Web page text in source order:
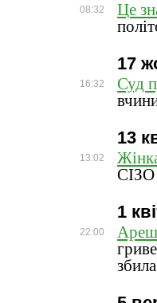
08:32
Це
17
16:32
Суд
13
13:02
СІЗО
1
22:00